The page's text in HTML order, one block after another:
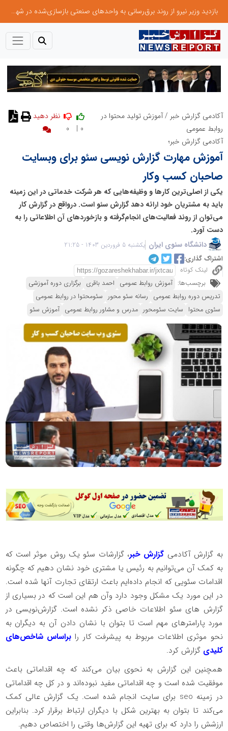
بازدید وزیر نیرو از روند برق‌رسانی به واحدهای صنعتی بازسازی‌شده در شهرک صنعتی شمس‌آباد
آکادمی گزارش خبر / آموزش تولید محتوا در
روابط عمومی
0 |
0
نظر دهید
آکادمی گزارش خبر؛
آموزش مهارت گزارش نویسی سئو برای وبسایت
صاحبان کسب وکار
یکی از اصلی‌ترین کارها و وظیفه‌هایی که هر شرکت خدماتی در این زمینه
باید به مشتریان خود ارائه دهد گزارش سئو است. درواقع در گزارش کار
می‌توان از روند فعالیت‌های انجام‌گرفته و بازخوردهای آن اطلاعاتی را به
دست آورد.
دانشگاه سئوی ایران یکشنبه 5 فروردین 1403 - 21:25
اشتراک گذاری:
لینک کوتاه
برچسب‌ها: آموزش روابط عمومی احمد باقری برگزاری دوره آموزشی
تدریس دوره روابط عمومی رسانه سئو محور سئومحتوا در روابط عمومی
سئوی محتوا سایت سئومحور مدرس و مشاور روابط عمومی آموزش سئو
به گزارش آکادمی گزارش خبر، گزارشات سئو یک روش موثر است که
به کمک آن می‌توانیم به رئیس یا مشتری خود نشان دهیم که چگونه
اقدامات سئویی که انجام داده‌ایم باعث ارتقای تجارت آنها شده است.
در این مورد یک مشکل وجود دارد وآن هم این است که در بسیاری از
گزارش‌ های سئو اطلاعات خاصی ذکر نشده است. گزارش‌نویسی در
مورد پارامترهای مهم است تا بتوان با نشان دادن آن به دیگران به
نحو موثری اطلاعات مربوط به پیشرفت کار رابراساس شاخص‌های
کلیدی گزارش کرد.
همچنین این گزارش به نحوی بیان می‌کند که چه اقداماتی باعث
موفقیت شده است و چه اقداماتی مفید نبوده‌اند و در کل چه اقداماتی
در زمینه seo برای سایت انجام شده است. یک گزارش عالی کمک
می‌کند تا بتوان به بهترین شکل با دیگران ارتباط برقرار کرد. بنابراین
ارزشش را دارد که برای تهیه این گزارش‌ها وقتی را اختصاص دهیم.